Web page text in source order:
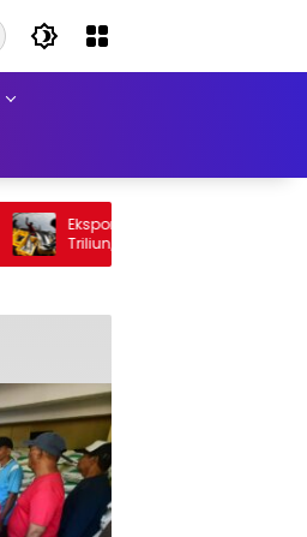
Ekspor Perikanan 2025 Tembus Rp105
Triliun, AS Jadi Pasar Utama